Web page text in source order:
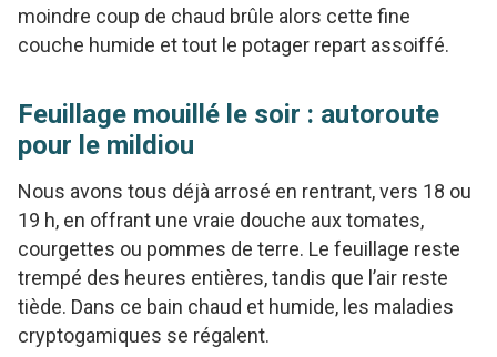
moindre coup de chaud brûle alors cette fine
couche humide et tout le potager repart assoiffé.
Feuillage mouillé le soir : autoroute
pour le mildiou
Nous avons tous déjà arrosé en rentrant, vers 18 ou
19 h, en offrant une vraie douche aux tomates,
courgettes ou pommes de terre. Le feuillage reste
trempé des heures entières, tandis que l’air reste
tiède. Dans ce bain chaud et humide, les maladies
cryptogamiques se régalent.